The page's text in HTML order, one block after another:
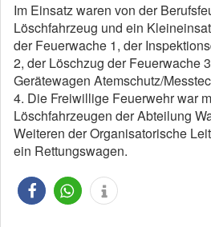
Im Einsatz waren von der
Löschfahrzeug und ein
der Feuerwache 1, der
2, der Löschzug der Feuerwache
Gerätewagen Atemschutz/
4. Die Freiwillige Feuerwehr war
Löschfahrzeugen der Abteilung
Weiteren der Organisatorische
ein Rettungswagen.